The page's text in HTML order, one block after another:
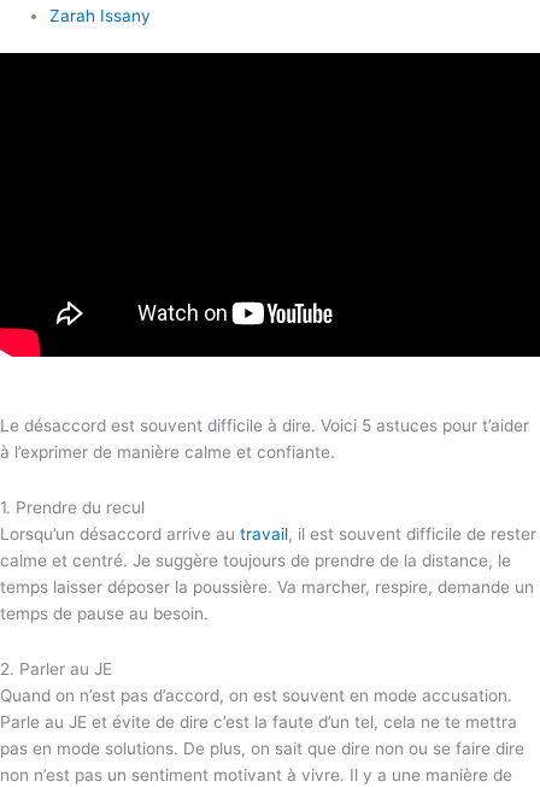
Zarah Issany
Le désaccord est souvent difficile à dire. Voici 5 astuces pour t’aider
à l’exprimer de manière calme et confiante.
1. Prendre du recul
Lorsqu’un désaccord arrive au travail, il est souvent difficile de rester
calme et centré. Je suggère toujours de prendre de la distance, le
temps laisser déposer la poussière. Va marcher, respire, demande un
temps de pause au besoin.
2. Parler au JE
Quand on n’est pas d’accord, on est souvent en mode accusation.
Parle au JE et évite de dire c’est la faute d’un tel, cela ne te mettra
pas en mode solutions. De plus, on sait que dire non ou se faire dire
non n’est pas un sentiment motivant à vivre. Il y a une manière de